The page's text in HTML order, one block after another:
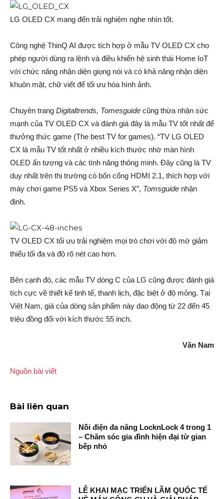
LG OLED CX mang đến trải nghiệm nghe nhìn tốt.
Công nghệ ThinQ AI được tích hợp ở mẫu TV OLED CX cho
phép người dùng ra lệnh và điều khiển hệ sinh thái Home IoT
với chức năng nhận diện giọng nói và có khả năng nhận diện
khuôn mặt, chữ viết để tối ưu hóa hình ảnh.
Chuyên trang Digitaltrends, Tomesguide cũng thừa nhận sức
mạnh của TV OLED CX và đánh giá đây là mẫu TV tốt nhất để
thưởng thức game (The best TV for games). “TV LG OLED
CX là mẫu TV tốt nhất ở nhiều kích thước nhờ màn hình
OLED ấn tượng và các tính năng thông minh. Đây cũng là TV
duy nhất trên thị trường có bốn cổng HDMI 2.1, thích hợp với
máy chơi game PS5 và Xbox Series X”, Tomsguide nhận
định.
TV OLED CX tối ưu trải nghiệm mọi trò chơi với độ mờ giảm
thiểu tối đa và độ rõ nét cao hơn.
Bên cạnh đó, các mẫu TV dòng C của LG cũng được đánh giá
tích cực về thiết kế tinh tế, thanh lịch, đặc biệt ở độ mỏng. Tại
Việt Nam, giá của dòng sản phẩm này dao động từ 22 đến 45
triệu đồng đối với kích thước 55 inch.
Văn Nam
Nguồn bài viết
Bài liên quan
Nồi điện đa năng LocknLock 4 trong 1
– Chăm sóc gia đình hiện đại từ gian
bếp nhỏ
LỄ KHAI MẠC TRIỂN LÃM QUỐC TẾ